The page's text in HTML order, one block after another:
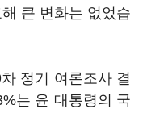
큰 변화는 없었습
정기 여론조사 결
는 윤 대통령의 국